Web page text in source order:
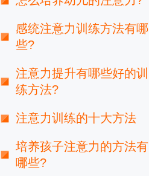
感统注意力训练方法有哪
些?
注意力提升有哪些好的训
练方法?
注意力训练的十大方法
培养孩子注意力的方法有
哪些?